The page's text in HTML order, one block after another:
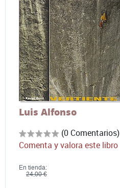
Luis Alfonso
(0 Comentarios)
Comenta y valora este libro
En tienda:
24,00 €